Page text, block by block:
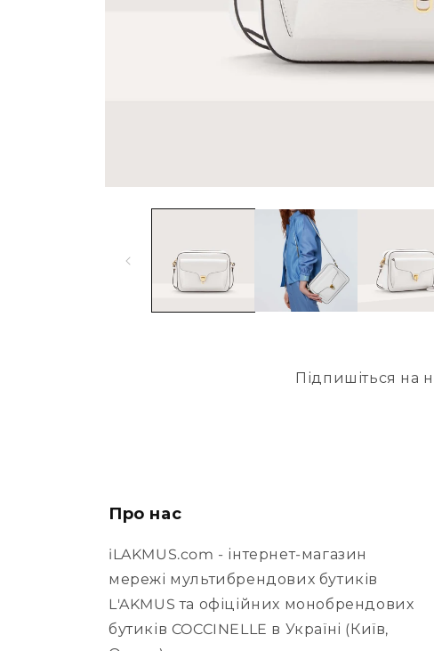
Підпишіться на
Про нас
iLAKMUS.com - інтернет-магазин
мережі мультибрендових бутиків
L'AKMUS та офіційних монобрендових
бутиків COCCINELLE в Україні (Київ,